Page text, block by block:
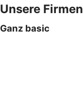
Unsere
Ganz basic